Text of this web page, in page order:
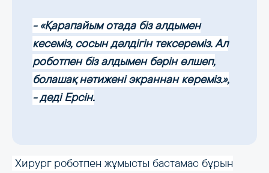
- «Қарапайым отада біз алдымен
кесеміз, сосын дәлдігін тексереміз. Ал
роботпен біз алдымен бәрін өлшеп,
болашақ нәтижені экраннан көреміз.»,
- деді Ерсін.
Хирург роботпен жұмысты бастамас бұрын